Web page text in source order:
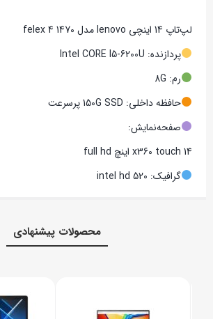
لپ‌تاپ 14 اینچی lenovo مدل felex 4 1470
پردازنده: Intel CORE I5-6200U
رم: 8G
حافظه داخلی: 150G SSD پرسرعت
صفحه‌نمایش:
14 x360 touch اینچ full hd
گرافیک: intel hd 520
محصولات پیشنهادی